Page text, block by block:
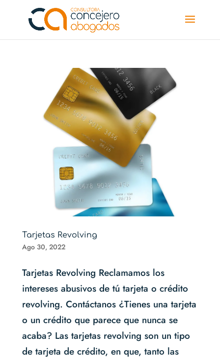
Tarjetas Revolving
Ago 30, 2022
Tarjetas Revolving Reclamamos los
intereses abusivos de tú tarjeta o crédito
revolving. Contáctanos ¿Tienes una tarjeta
o un crédito que parece que nunca se
acaba? Las tarjetas revolving son un tipo
de tarjeta de crédito, en que, tanto las